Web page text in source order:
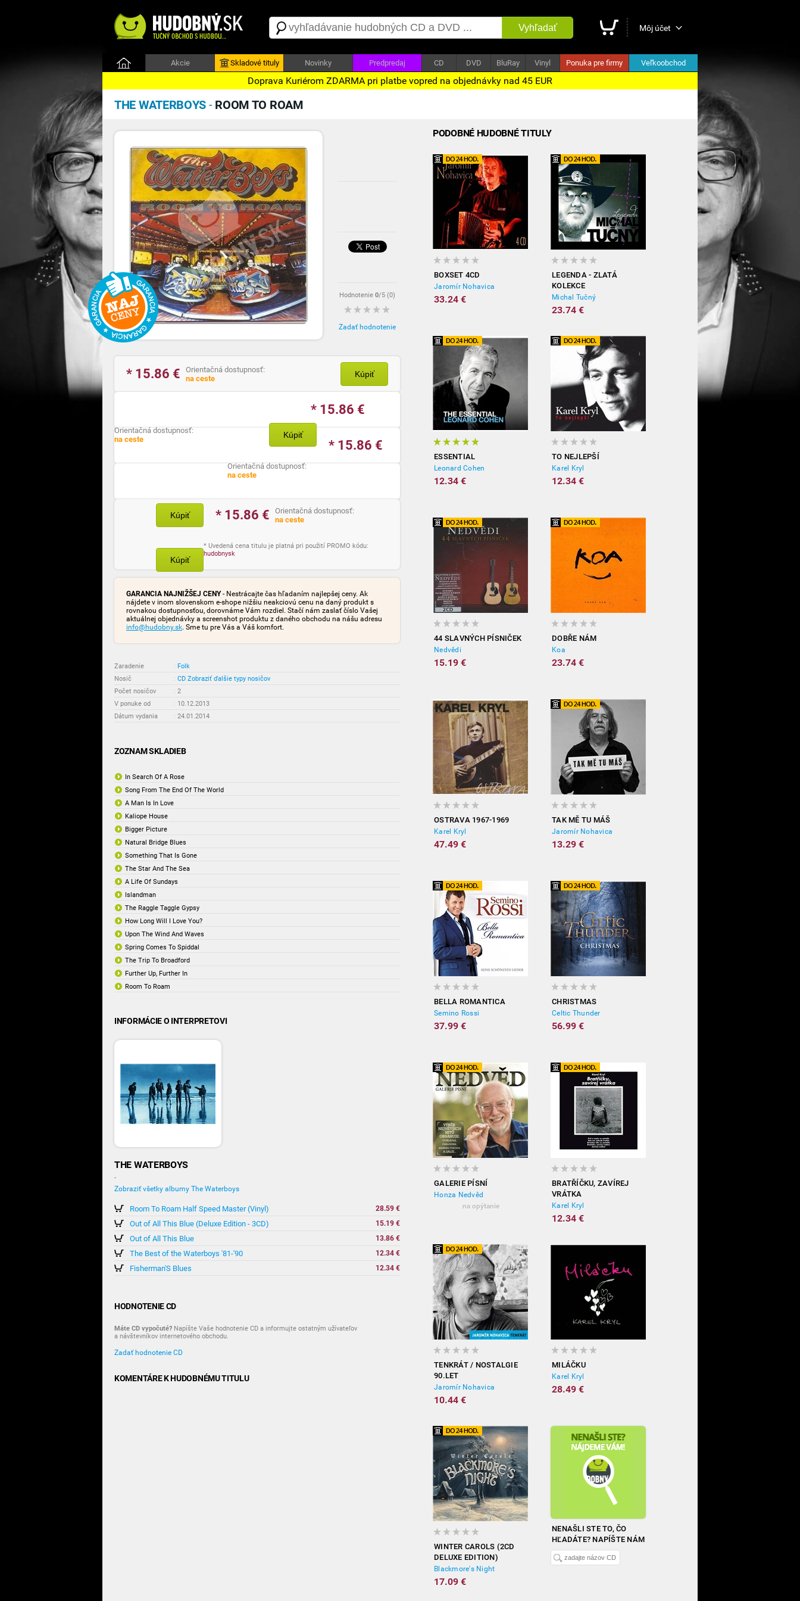
Vyhľadať Môj účet
Akcie Skladové tituly Novinky Predpredaj CD DVD BluRay Vinyl Ponuka pre firmy Veľkoobchod
Doprava Kuriérom ZDARMA pri platbe vopred na objednávky nad 45 EUR
THE WATERBOYS - ROOM TO ROAM
Hodnotenie 0/5 (0)
Zadať hodnotenie
* 15.86 €
Orientačná dostupnosť:
na ceste
Kúpiť
* 15.86 €
Orientačná dostupnosť:
na ceste
Kúpiť
* 15.86 €
Orientačná dostupnosť:
na ceste
Kúpiť * 15.86 €
Orientačná dostupnosť:
na ceste
Kúpiť
* Uvedená cena titulu je platná pri použití PROMO kódu:
hudobnysk
GARANCIA NAJNIŽŠEJ CENY- Nestrácajte čas hľadaním najlepšej ceny. Ak
nájdete v inom slovenskom e-shope nižšiu neakciovú cenu na daný produkt s
rovnakou dostupnosťou, dorovnáme Vám rozdiel. Stačí nám zaslať číslo Vašej
aktuálnej objednávky a screenshot produktu z daného obchodu na nášu adresu
info@hudobny.sk. Sme tu pre Vás a Váš komfort.
Zaradenie : Folk
Nosič
: CD Zobraziť ďalšie typy nosičov
Počet nosičov
: 2
V ponuke od
: 10.12.2013
Dátum vydania
: 24.01.2014
ZOZNAM SKLADIEB
In Search Of A Rose
Song From The End Of The World
A Man Is In Love
Kaliope House
Bigger Picture
Natural Bridge Blues
Something That Is Gone
The Star And The Sea
A Life Of Sundays
Islandman
The Raggle Taggle Gypsy
How Long Will I Love You?
Upon The Wind And Waves
Spring Comes To Spiddal
The Trip To Broadford
Further Up, Further In
Room To Roam
INFORMÁCIE O INTERPRETOVI
THE WATERBOYS
-
Zobraziť všetky albumy The Waterboys
Room To Roam Half Speed Master (Vinyl) 28.59 €
Out of All This Blue (Deluxe Edition - 3CD) 15.19 €
Out of All This Blue 13.86 €
The Best of the Waterboys '81-'90 12.34 €
Fisherman'S Blues 12.34 €
HODNOTENIE CD
Máte CD vypočuté? Napíšte Vaše hodnotenie CD a informujte ostatným užívateľov
a návštevníkov internetového obchodu.
Zadať hodnotenie CD
KOMENTÁRE K HUDOBNÉMU TITULU
PODOBNÉ HUDOBNÉ TITULY
BOXSET 4CD
Jaromír Nohavica
33.24 €
LEGENDA - ZLATÁ
KOLEKCE
Michal Tučný
23.74 €
ESSENTIAL
Leonard Cohen
12.34 €
TO NEJLEPŠÍ
Karel Kryl
12.34 €
44 SLAVNÝCH PÍSNIČEK
Nedvědi
15.19 €
DOBŘE NÁM
Koa
23.74 €
OSTRAVA 1967-1969
Karel Kryl
47.49 €
TAK MĚ TU MÁŠ
Jaromír Nohavica
13.29 €
BELLA ROMANTICA
Semino Rossi
37.99 €
CHRISTMAS
Celtic Thunder
56.99 €
GALERIE PÍSNÍ
Honza Nedvěd
na opýtanie
BRATŘÍČKU, ZAVÍREJ
VRÁTKA
Karel Kryl
12.34 €
TENKRÁT / NOSTALGIE
90.LET
Jaromír Nohavica
10.44 €
MILÁČKU
Karel Kryl
28.49 €
WINTER CAROLS (2CD
DELUXE EDITION)
Blackmore's Night
17.09 €
NENAŠLI STE TO, ČO
HĽADÁTE? NAPÍŠTE NÁM